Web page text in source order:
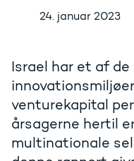
24. januar 2023
Israel har et af
venturekapital
årsagerne hertil
multinationale